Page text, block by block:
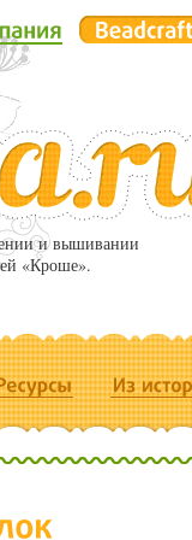
и вышивании
«Кроше».